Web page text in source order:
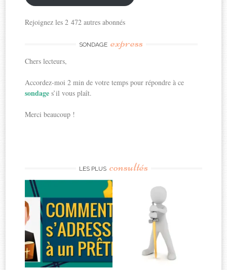
Rejoignez les 2 472 autres abonnés
SONDAGE express
Chers lecteurs,
Accordez-moi 2 min de votre temps pour répondre à ce
sondages’il vous plaît.
Merci beaucoup !
LES PLUS consultés